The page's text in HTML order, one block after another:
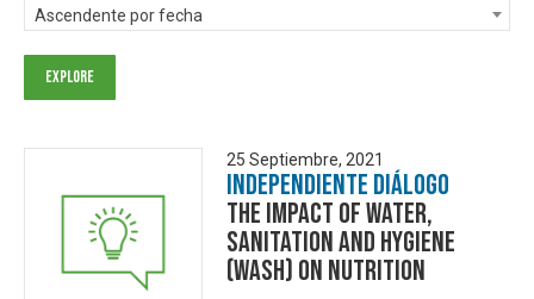
Ascendente por fecha
25 Septiembre, 2021
Independiente Diálogo
The Impact of Water,
Sanitation And Hygiene
(WASH) On Nutrition